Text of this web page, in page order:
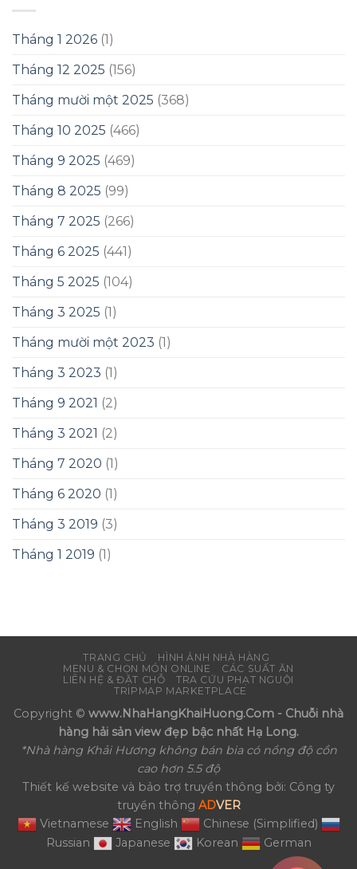
Tháng 1 2026 (1)
Tháng 12 2025 (156)
Tháng mười một 2025 (368)
Tháng 10 2025 (466)
Tháng 9 2025 (469)
Tháng 8 2025 (99)
Tháng 7 2025 (266)
Tháng 6 2025 (441)
Tháng 5 2025 (104)
Tháng 3 2025 (1)
Tháng mười một 2023 (1)
Tháng 3 2023 (1)
Tháng 9 2021 (2)
Tháng 3 2021 (2)
Tháng 7 2020 (1)
Tháng 6 2020 (1)
Tháng 3 2019 (3)
Tháng 1 2019 (1)
TRANG CHỦ
HÌNH ẢNH NHÀ HÀNG
MENU & CHỌN MÓN ONLINE
CÁC SUẤT ĂN
LIÊN HỆ & ĐẶT CHỖ
TRA CỨU PHẠT NGUỘI
TRIPMAP MARKETPLACE
Copyright © www.NhaHangKhaiHuong.Com - Chuỗi nhà
hàng hải sản view đẹp bậc nhất Hạ Long.
*Nhà hàng Khải Hương không bán bia có nồng độ cồn
cao hơn 5.5 độ
Thiết kế website và bảo trợ truyền thông bởi: Công ty
truyền thông ADVER
Vietnamese
English
Chinese (Simplified)
Russian
Japanese Korean German